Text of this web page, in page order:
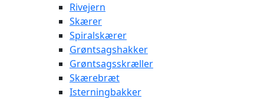
Rivejern
Skærer
Spiralskærer
Grøntsagshakker
Grøntsagsskræller
Skærebræt
Isterningbakker